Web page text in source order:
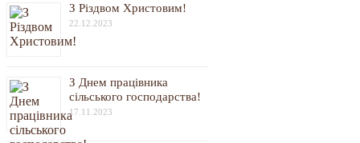
З Різдвом Христовим!
22.12.2023
З Днем працівника
сільського господарства!
17.11.2023